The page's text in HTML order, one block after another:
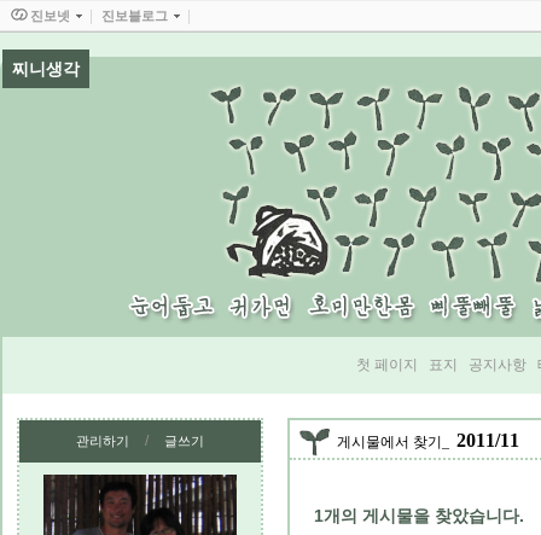
찌니생각
첫 페이지 표지 공지사항
관리하기 / 글쓰기 게시물에서 찾기 2011/11
1개의 게시물을 찾았습니다.
진보넷 진보블로그